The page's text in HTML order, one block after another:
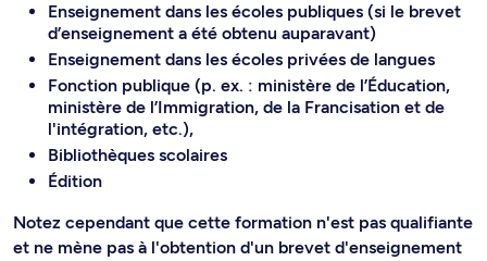
Enseignement dans les écoles publiques (si le brevet
d’enseignement a été obtenu auparavant)
Enseignement dans les écoles privées de langues
Fonction publique (p. ex. : ministère de l’Éducation,
ministère de l’Immigration, de la Francisation et de
l'intégration, etc.),
Bibliothèques scolaires
Édition
Notez cependant que cette formation n'est pas qualifiante
et ne mène pas à l'obtention d'un brevet d'enseignement